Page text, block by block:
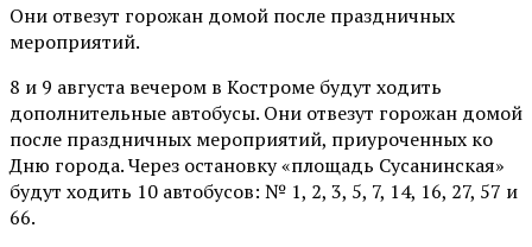
Они отвезут горожан домой после праздничных
мероприятий.
8 и 9 августа вечером в Костроме будут ходить
дополнительные автобусы. Они отвезут горожан домой
после праздничных мероприятий, приуроченных ко
Дню города. Через остановку «площадь Сусанинская»
будут ходить 10 автобусов: № 1, 2, 3, 5, 7, 14, 16, 27, 57 и
66.